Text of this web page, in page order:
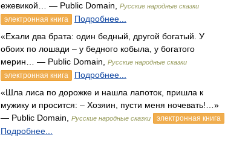
ежевикой… — Public Domain,
Русские народные сказки
электронная книга Подробнее...
«Ехали два брата: один бедный, другой богатый. У
обоих по лошади – у бедного кобыла, у богатого
мерин… — Public Domain,
Русские народные сказки
электронная книга Подробнее...
«Шла лиса по дорожке и нашла лапоток, пришла к
мужику и просится: – Хозяин, пусти меня ночевать!…»
— Public Domain,
Русские народные сказки электронная книга
Подробнее...